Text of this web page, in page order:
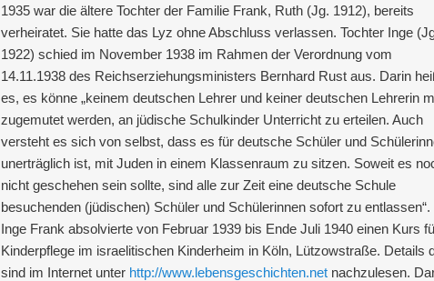
1935 war die ältere Tochter der Familie Frank, Ruth (Jg. 1912), bereits
verheiratet. Sie hatte das Lyz ohne Abschluss verlassen. Tochter Inge
1922) schied im November 1938 im Rahmen der Verordnung vom
14.11.1938 des Reichserziehungsministers Bernhard Rust aus. Darin
es, es könne „keinem deutschen Lehrer und keiner deutschen Lehrerin
zugemutet werden, an jüdische Schulkinder Unterricht zu erteilen. Auch
versteht es sich von selbst, dass es für deutsche Schüler und
unerträglich ist, mit Juden in einem Klassenraum zu sitzen. Soweit es
nicht geschehen sein sollte, sind alle zur Zeit eine deutsche Schule
besuchenden (jüdischen) Schüler und Schülerinnen sofort zu entlassen“.
Inge Frank absolvierte von Februar 1939 bis Ende Juli 1940 einen Kurs
Kinderpflege im israelitischen Kinderheim in Köln, Lützowstraße. Details
sind im Internet unter http://www.lebensgeschichten.netnachzulesen.